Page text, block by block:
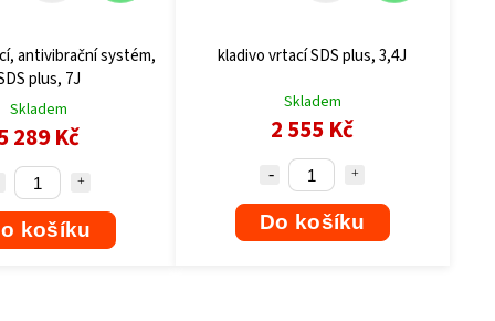
antivibrační systém,
plus, 7J
Skladem
289 Kč
košíku
kladivo vrtací SDS plus, 3,4J
Skladem
2 555 Kč
Do košíku